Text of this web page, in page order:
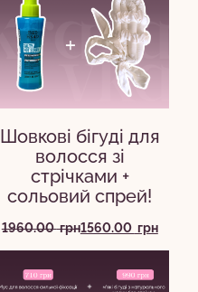
Шовкові бігуді для
волосся зі
стрічками +
сольовий спрей!
1960.00грнОригінальна
грн.
1560.00 грн
Поточна
грн.